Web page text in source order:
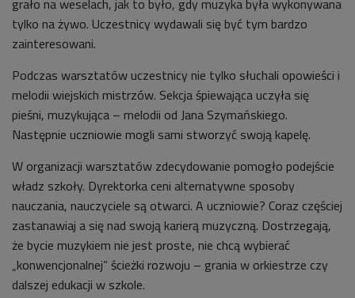
grało na weselach, jak to było, gdy muzyka była wykonywana
tylko na żywo. Uczestnicy wydawali się być tym bardzo
zainteresowani.
Podczas warsztatów uczestnicy nie tylko słuchali opowieści i
melodii wiejskich mistrzów. Sekcja śpiewająca uczyła się
pieśni, muzykująca – melodii od Jana Szymańskiego.
Następnie uczniowie mogli sami stworzyć swoją kapelę.
W organizacji warsztatów zdecydowanie pomogło podejście
władz szkoły. Dyrektorka ceni alternatywne sposoby
nauczania, nauczyciele są otwarci. A uczniowie? Coraz częściej
zastanawiaj a się nad swoją karierą muzyczną. Dostrzegają,
że bycie muzykiem nie jest proste, nie chcą wybierać
„konwencjonalnej” ścieżki rozwoju – grania w orkiestrze czy
dalszej edukacji w szkole.